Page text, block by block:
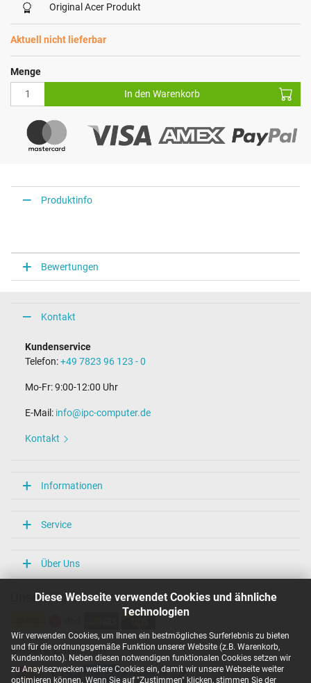
Diese Webseite verwendet Cookies und ähnliche
Technologien
Wir verwenden Cookies, um Ihnen ein bestmögliches Surferlebnis zu bieten
und für die ordnungsgemäße Funktion unserer Website (z.B. Warenkorb,
Kundenkonto). Neben diesen notwendigen funktionalen Cookies setzen wir
zu Anaylsezwecken weitere Cookies ein, damit wir unsere Webseite weiter
optimieren können. Wenn Sie auf "Zustimmen" klicken, stimmen Sie der
Original Acer Produkt
Aktuell nicht lieferbar
Menge
In den Warenkorb
Produktinfo
Bewertungen
Kontakt
Kundenservice
Telefon:+49 7823 96 123 - 0
Mo-Fr: 9:00-12:00 Uhr
E-Mail: info@ipc-computer.de
Kontakt
Informationen
Service
Über Uns
Unsere Versandarten
Unsere Zahlarten